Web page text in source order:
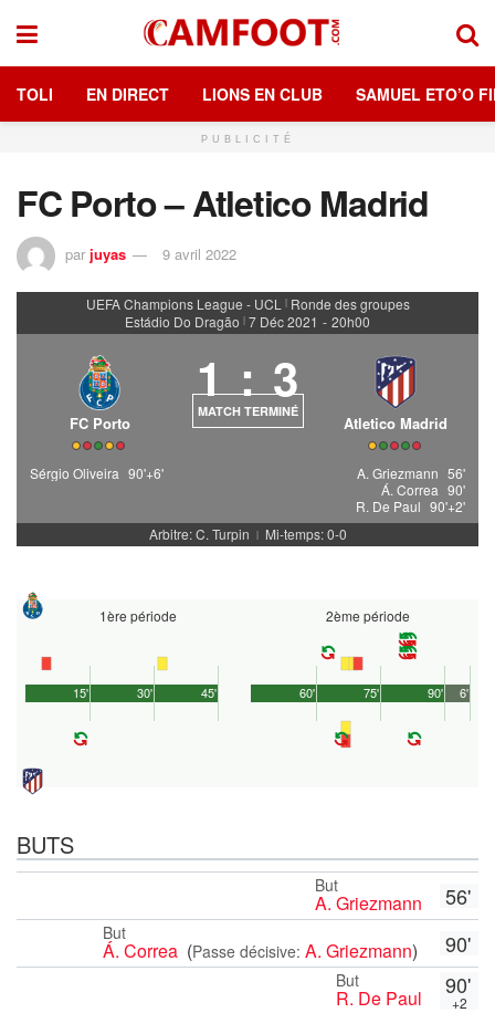
TOLI EN DIRECT LIONS EN CLUB SAMUEL ETO’O
PUBLICITÉ
FC Porto – Atletico Madrid
par juyas 9 avril 2022
UEFA Champions League - UCL | Ronde des groupes
Estádio Do Dragão | 7 Déc 2021 - 20h00
FC Porto
1 : 3
MATCH TERMINÉ
Atletico Madrid
Sérgio Oliveira 90'+6' A. Griezmann 56'
Á. Correa 90'
R. De Paul 90'+2'
Arbitre: C. Turpin
| Mi-temps: 0-0
1ère période
45'
15' 30'
2ème période
90'
60' 75' 6'
BUTS
56'
But
A. Griezmann
90'
But
Á. Correa (Passe décisive: A. Griezmann)
90'
+2
But
R. De Paul